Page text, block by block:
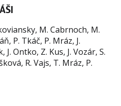
M. Cabrnoch, M.
P. Tkáč, P. Mráz, J.
Ontko, Z. Kus, J. Vozár, S.
R. Vajs, T. Mráz, P.